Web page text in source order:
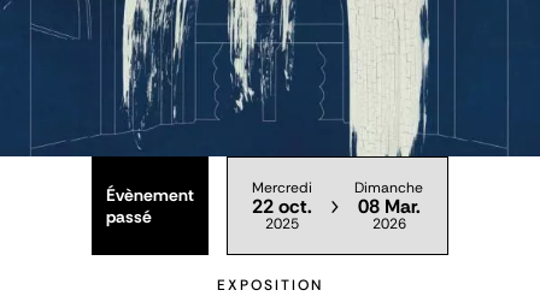
Évènement
passé
Mercredi
22 oct.
2025
Dimanche
08 Mar.
2026
EXPOSITION